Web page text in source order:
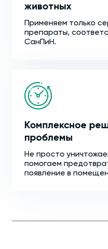
животных
Применяем только
препараты,
СанПиН.
Комплексное
проблемы
Не просто
помогаем
появление в